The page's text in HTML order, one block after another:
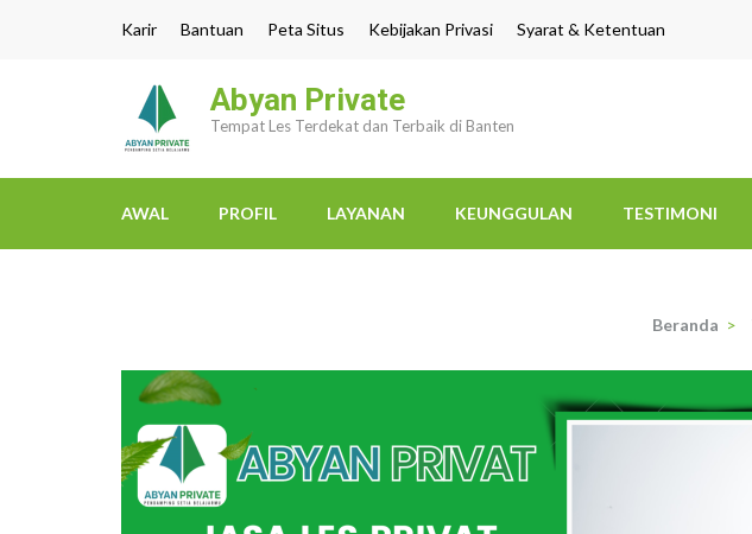
Karir Bantuan Peta Situs Kebijakan Privasi Syarat & Ketentuan
Abyan Private
Tempat Les Terdekat dan Terbaik di Banten
AWAL PROFIL LAYANAN KEUNGGULAN TESTIMONI
Beranda >